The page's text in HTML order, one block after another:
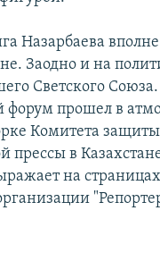
Назарбаева
Заодно и на
Светского
форум прошел в
Комитета
прессы в
на